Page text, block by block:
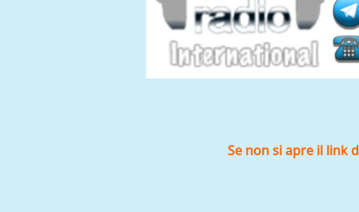
Se non si apre il link